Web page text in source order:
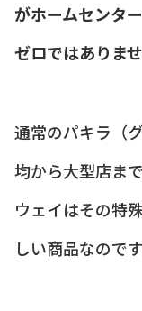
がホームセンタ
ゼロではありませ
通常のパキラ（
均から大型店ま
ウェイはその特
しい商品なのです